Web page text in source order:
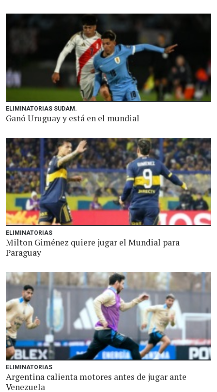
ELIMINATORIAS SUDAM.
Ganó Uruguay y está en el mundial
ELIMINATORIAS
Milton Giménez quiere jugar el Mundial para
Paraguay
ELIMINATORIAS
Argentina calienta motores antes de jugar ante
Venezuela